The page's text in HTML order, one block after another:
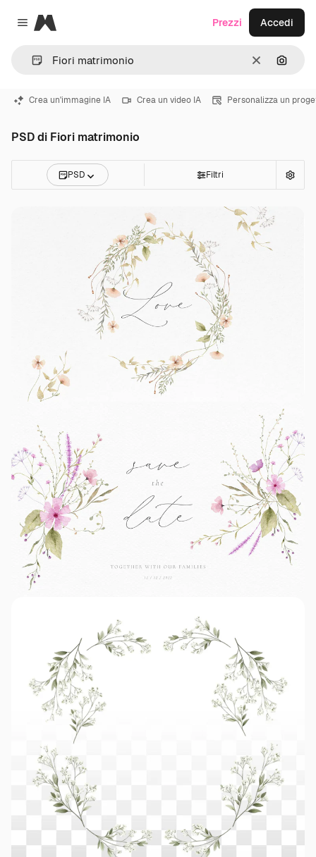
Close menu
Magnific
CancellaCerca
Prezzi Accedi
Crea un'immagine IA Crea un video IA Personalizza un
PSD di Fiori matrimonio
PSD Filtri